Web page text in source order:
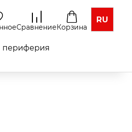
СравнениеКорзина
RU
периферия